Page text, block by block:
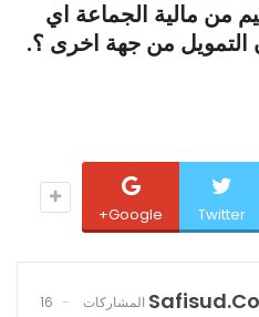
من مالية الجماعة اي
من جهة اخرى ؟.
Twitter
Google+
16